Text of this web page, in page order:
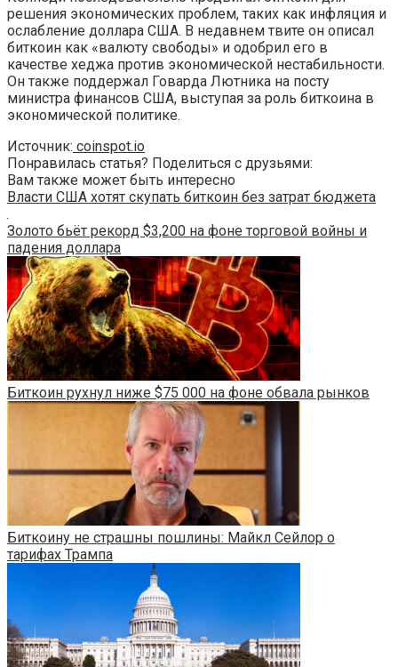
решения экономических проблем, таких как инфляция и
ослабление доллара США. В недавнем твите он описал
биткоин как «валюту свободы» и одобрил его в
качестве хеджа против экономической нестабильности.
Он также поддержал Говарда Лютника на посту
министра финансов США, выступая за роль биткоина в
экономической политике.
Источник: coinspot.io
Понравилась статья? Поделиться с друзьями:
Вам также может быть интересно
Власти США хотят скупать биткоин без затрат бюджета
Золото бьёт рекорд $3,200 на фоне торговой войны и
падения доллара
Биткоин рухнул ниже $75 000 на фоне обвала рынков
Биткоину не страшны пошлины: Майкл Сейлор о
тарифах Трампа